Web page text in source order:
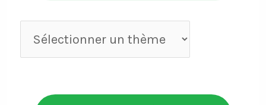
Anecdotes
par